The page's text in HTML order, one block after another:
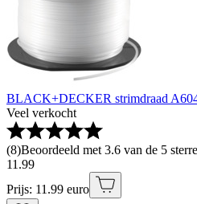
BLACK+DECKER strimdraad
Veel verkocht
(8)Beoordeeld met 3.6 van de 5
11 .99
Prijs: 11.99 euro